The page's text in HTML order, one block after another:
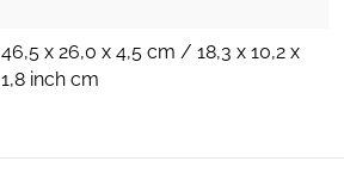
46,5 x 26,0 x 4,5 cm / 18,3 x 10,2 x
1,8 inch cm